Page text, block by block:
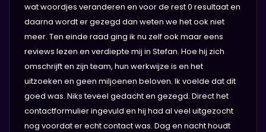
wat woordjes veranderen en voor de rest 0 resultaat en
daarna wordt er gezegd dan weten we het ook niet
meer. Ten einde raad ging ik nu zelf ook maar eens
reviews lezen en verdiepte mij in Stefan. Hoe hij zich
omschrijft en zijn team, hun werkwijze is en het
uitzoeken en geen miljoenen beloven. Ik voelde dat dit
goed was. Niks teveel gedacht en gezegd. Direct het
contactformulier ingevuld en hij had al veel uitgezocht
nog voordat er echt contact was. Dag en nacht houdt